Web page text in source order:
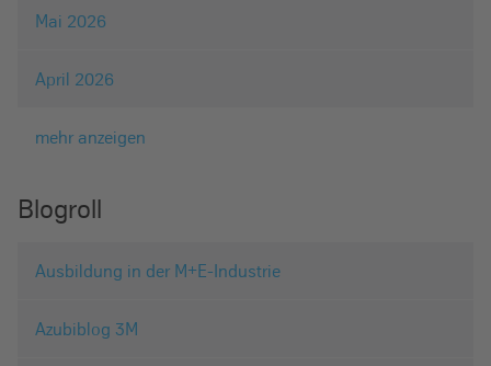
Mai 2026
April 2026
mehr anzeigen
Blogroll
Ausbildung in der M+E-Industrie
Azubiblog 3M